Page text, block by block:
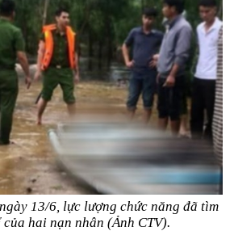
13/6, lực lượng chức năng đã tìm
hai nạn nhân (Ảnh CTV).